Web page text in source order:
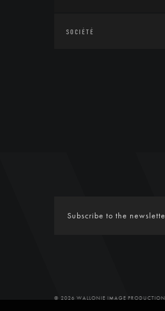
SOCIÉTÉ
© 2026 WALLONIE IMAGE PRODUCTION